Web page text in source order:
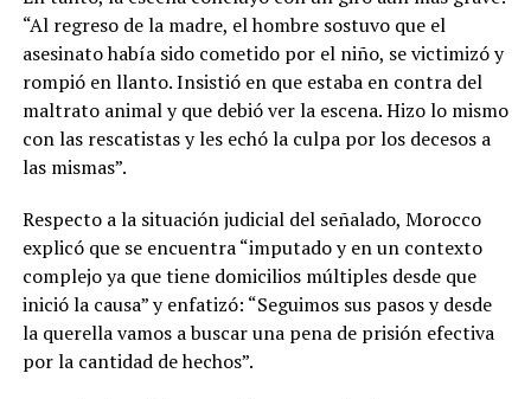
“Al regreso de la madre, el hombre sostuvo que el
asesinato había sido cometido por el niño, se victimizó y
rompió en llanto. Insistió en que estaba en contra del
maltrato animal y que debió ver la escena. Hizo lo mismo
con las rescatistas y les echó la culpa por los decesos a
las mismas”.
Respecto a la situación judicial del señalado, Morocco
explicó que se encuentra “imputado y en un contexto
complejo ya que tiene domicilios múltiples desde que
inició la causa” y enfatizó: “Seguimos sus pasos y desde
la querella vamos a buscar una pena de prisión efectiva
por la cantidad de hechos”.